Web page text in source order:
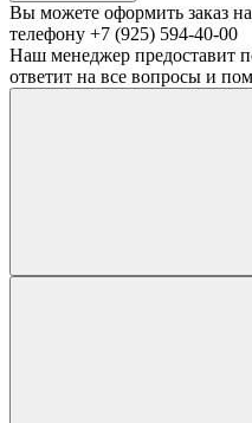
Вы можете оформить заказ
телефону +7 (925) 594-40-00
Наш менеджер предоставит
ответит на все вопросы и